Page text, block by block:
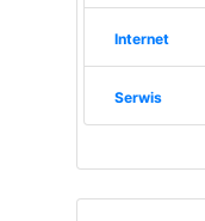
Internet
Serwis